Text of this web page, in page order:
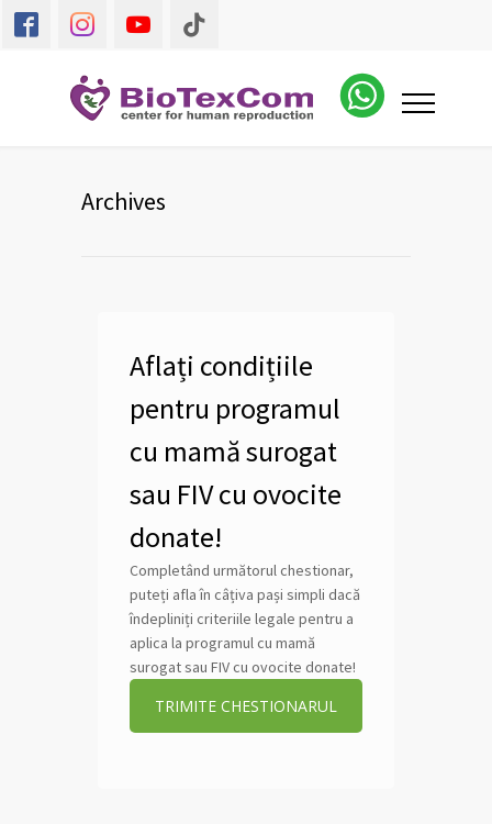
Archives
Aflați condițiile
pentru programul
cu mamă surogat
sau FIV cu ovocite
donate!
Completând următorul chestionar,
puteți afla în câțiva pași simpli dacă
îndepliniți criteriile legale pentru a
aplica la programul cu mamă
surogat sau FIV cu ovocite donate!
TRIMITE CHESTIONARUL